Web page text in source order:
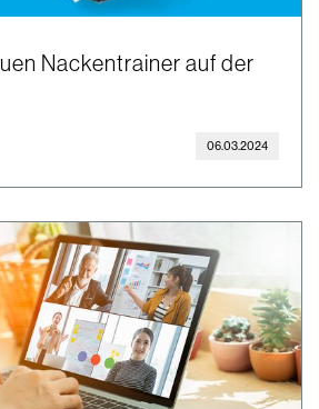
Nackentrainer auf der
06.03.2024